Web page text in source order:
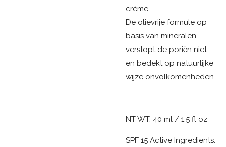
crème
De olievrije formule op
basis van mineralen
verstopt de poriën niet
en bedekt op natuurlijke
wijze onvolkomenheden.
NT WT: 40 ml / 1,5 fl oz
SPF 15 Active Ingredients: